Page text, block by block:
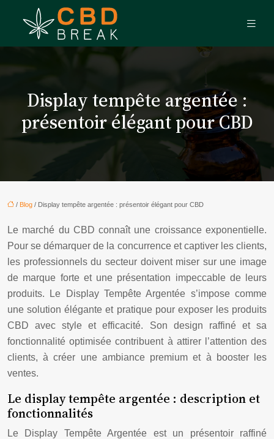
Display tempête argentée :
présentoir élégant pour CBD
/ Blog / Display tempête argentée : présentoir élégant pour CBD
Le marché du CBD connaît une croissance exponentielle.
Pour se démarquer de la concurrence et captiver les clients,
les professionnels du secteur doivent miser sur une image
de marque forte et une présentation impeccable de leurs
produits. Le Display Tempête Argentée s’impose comme
une solution élégante et pratique pour exposer les produits
CBD avec style et efficacité. Son design raffiné et sa
fonctionnalité optimisée contribuent à attirer l’attention des
clients, à créer une ambiance premium et à booster les
ventes.
Le display tempête argentée : description et
fonctionnalités
Le Display Tempête Argentée est un présentoir raffiné